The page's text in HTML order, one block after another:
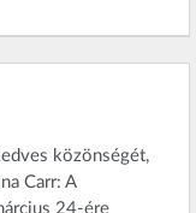
közönségét,
Carr: A
24-ére